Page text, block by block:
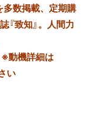
数掲載、定期購
『致知』。人間力
※動機詳細は
い